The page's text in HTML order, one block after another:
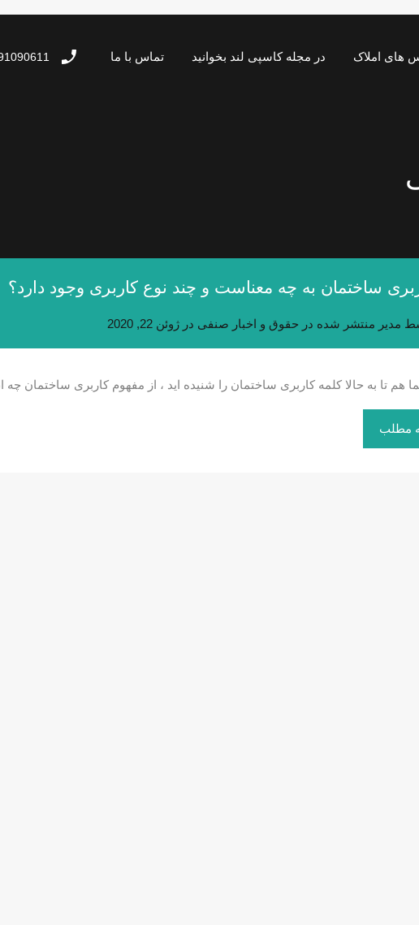
های املاک در مجله کاسپی لند بخوانید تماس با ما
ساختمان به چه معناست و چند نوع کاربری وجود دارد؟
مدیر منتشر شده در حقوق و اخبار صنفی درژوئن 22, 2020
هم تا به حالا کلمه کاربری ساختمان را شنیده اید ، از مفهوم کاربری ساختمان چه
مطلب